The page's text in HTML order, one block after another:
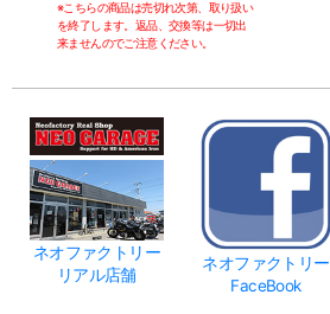
※こちらの商品は売切れ次第、取り扱い
を終了します。返品、交換等は一切出
来ませんのでご注意ください。
ネオファクトリー
リアル店舗
ネオファクトリー
FaceBook